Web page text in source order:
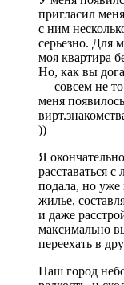
пригласил
с ним
серьезно. Для
моя квартира
Но, как вы
— совсем не
меня
))
Я
расставаться
подала, но уже
жилье,
и даже
максимально
переехать в
Наш город